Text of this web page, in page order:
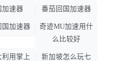
加速器 番茄回国加速器
国加速器
奇迹MU加速用什
么比较好
利用掌上 新加坡怎么玩七